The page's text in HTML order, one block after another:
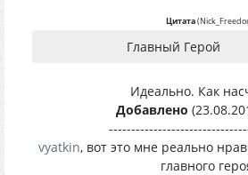
Цитата(
Главный Герой
Идеально. Как
Добавлено
vyatkin, вот это мне реально
главного